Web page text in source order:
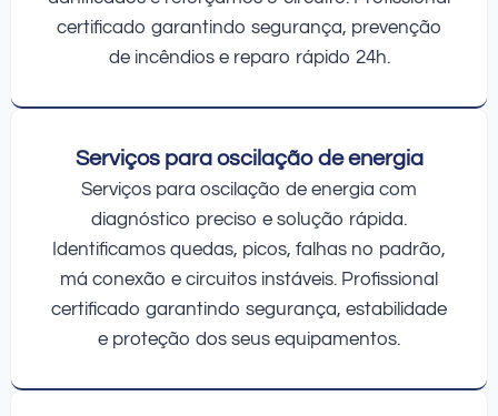
certificado garantindo segurança, prevenção
de incêndios e reparo rápido 24h.
Serviços para oscilação de energia
Serviços para oscilação de energia com
diagnóstico preciso e solução rápida.
Identificamos quedas, picos, falhas no padrão,
má conexão e circuitos instáveis. Profissional
certificado garantindo segurança, estabilidade
e proteção dos seus equipamentos.